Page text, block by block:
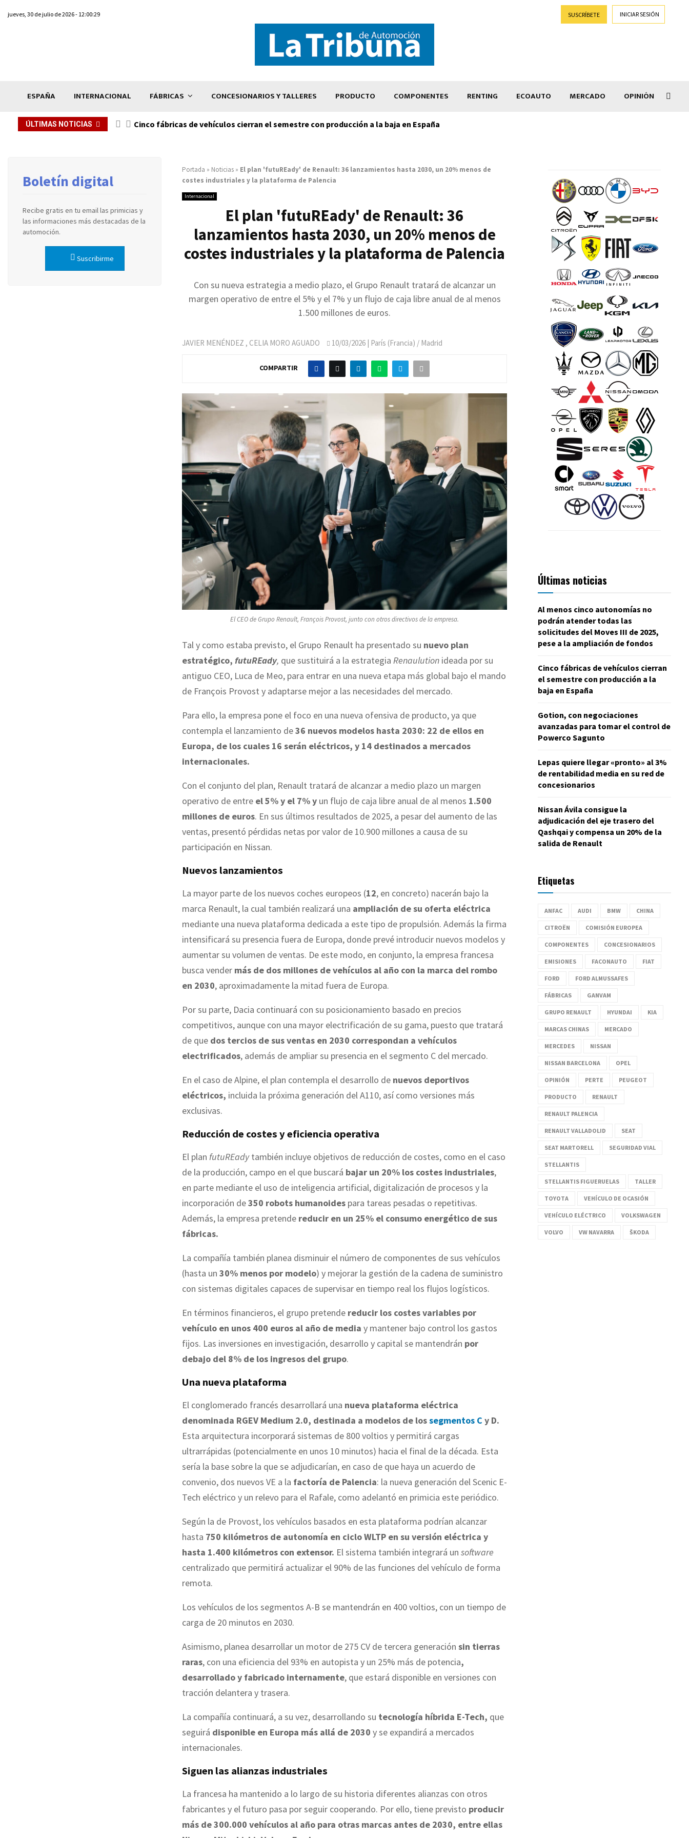
jueves, 30 de julio de 2026 - 12:00:29 SUSCRÍBETE INICIAR SESIÓN
ESPAÑA INTERNACIONAL FÁBRICAS CONCESIONARIOS Y TALLERES PRODUCTO COMPONENTES RENTING ECOAUTO MERCADO OPINIÓN
ÚLTIMAS NOTICIAS Cinco fábricas de vehículos cierran el semestre con producción a la baja en España
Portada » Noticias » El plan 'futuREady' de Renault: 36 lanzamientos hasta 2030, un 20% menos de
costes industriales y la plataforma de Palencia
Internacional
El plan 'futuREady' de Renault: 36
lanzamientos hasta 2030, un 20% menos de
costes industriales y la plataforma de Palencia
Con su nueva estrategia a medio plazo, el Grupo Renault tratará de alcanzar un
margen operativo de entre el 5% y el 7% y un flujo de caja libre anual de al menos
1.500 millones de euros.
JAVIER MENÉNDEZ , CELIA MORO AGUADO 10/03/2026 | París (Francia) / Madrid
COMPARTIR
El CEO de Grupo Renault, François Provost, junto con otros directivos de la empresa.
Tal y como estaba previsto, el Grupo Renault ha presentado su nuevo plan
estratégico, futuREady, que sustituirá a la estrategia Renaulution ideada por su
antiguo CEO, Luca de Meo, para entrar en una nueva etapa más global bajo el mando
de François Provost y adaptarse mejor a las necesidades del mercado.
Para ello, la empresa pone el foco en una nueva ofensiva de producto, ya que
contempla el lanzamiento de36 nuevos modelos hasta 2030: 22 de ellos en
Europa, de los cuales 16 serán eléctricos, y 14 destinados a mercados
internacionales.
Con el conjunto del plan, Renault tratará de alcanzar a medio plazo un margen
operativo de entre el 5% y el 7% y un flujo de caja libre anual de al menos 1.500
millones de euros. En sus últimos resultados de 2025, a pesar del aumento de las
ventas, presentó pérdidas netas por valor de 10.900 millones a causa de su
participación en Nissan.
Nuevos lanzamientos
La mayor parte de los nuevos coches europeos (12, en concreto) nacerán bajo la
marca Renault, la cual también realizará una ampliación de su oferta eléctrica
mediante una nueva plataforma dedicada a este tipo de propulsión. Además la firma
intensificará su presencia fuera de Europa, donde prevé introducir nuevos modelos y
aumentar su volumen de ventas. De este modo, en conjunto, la empresa francesa
busca vender más de dos millones de vehículos al año con la marca del rombo
en 2030, aproximadamente la mitad fuera de Europa.
Por su parte, Dacia continuará con su posicionamiento basado en precios
competitivos, aunque con una mayor electrificación de su gama, puesto que tratará
de que dos tercios de sus ventas en 2030 correspondan a vehículos
electrificados, además de ampliar su presencia en el segmento C del mercado.
En el caso de Alpine, el plan contempla el desarrollo de nuevos deportivos
eléctricos, incluida la próxima generación del A110, así como versiones más
exclusivas.
Reducción de costes y eficiencia operativa
El plan futuREadytambién incluye objetivos de reducción de costes, como en el caso
de la producción, campo en el que buscará bajar un 20% los costes industriales,
en parte mediante el uso de inteligencia artificial, digitalización de procesos y la
incorporación de350 robots humanoides para tareas pesadas o repetitivas.
Además, la empresa pretende reducir en un 25% el consumo energético de sus
fábricas.
La compañía también planea disminuir el número de componentes de sus vehículos
(hasta un 30% menos por modelo) y mejorar la gestión de la cadena de suministro
con sistemas digitales capaces de supervisar en tiempo real los flujos logísticos.
En términos financieros, el grupo pretende reducir los costes variables por
vehículo en unos 400 euros al año de media y mantener bajo control los gastos
fijos. Las inversiones en investigación, desarrollo y capital se mantendrán por
debajo del 8% de los ingresos del grupo.
Una nueva plataforma
El conglomerado francés desarrollará una nueva plataforma eléctrica
denominada RGEV Medium 2.0, destinada a modelos de lossegmentos C y D.
Esta arquitectura incorporará sistemas de 800 voltios y permitirá cargas
ultrarrápidas (potencialmente en unos 10 minutos) hacia el final de la década. Esta
sería la base sobre la que se adjudicarían, en caso de que haya un acuerdo de
convenio, dos nuevos VE a la factoría de Palencia: la nueva generación del Scenic E-
Tech eléctrico y un relevo para el Rafale, como adelantó en primicia este periódico.
Según la de Provost, los vehículos basados en esta plataforma podrían alcanzar
hasta 750 kilómetros de autonomía en ciclo WLTP en su versión eléctrica y
hasta 1.400 kilómetros con extensor. El sistema también integrará un software
centralizado que permitirá actualizar el 90% de las funciones del vehículo de forma
remota.
Los vehículos de los segmentos A-B se mantendrán en 400 voltios, con un tiempo de
carga de 20 minutos en 2030.
Asimismo, planea desarrollar un motor de 275 CV de tercera generación sin tierras
raras, con una eficiencia del 93% en autopista y un 25% más de potencia,
desarrollado y fabricado internamente, que estará disponible en versiones con
tracción delantera y trasera.
La compañía continuará, a su vez, desarrollando su tecnología híbrida E-Tech, que
seguirá disponible en Europa más allá de 2030 y se expandirá a mercados
internacionales.
Siguen las alianzas industriales
La francesa ha mantenido a lo largo de su historia diferentes alianzas con otros
fabricantes y el futuro pasa por seguir cooperando. Por ello, tiene previsto producir
más de 300.000 vehículos al año para otras marcas antes de 2030, entre ellas
Boletín digital
Recibe gratis en tu email las primicias y
las informaciones más destacadas de la
automoción.
Suscribirme
Últimas noticias
Al menos cinco autonomías no
podrán atender todas las
solicitudes del Moves III de 2025,
pese a la ampliación de fondos
Cinco fábricas de vehículos cierran
el semestre con producción a la
baja en España
Gotion, con negociaciones
avanzadas para tomar el control de
Powerco Sagunto
Lepas quiere llegar «pronto» al 3%
de rentabilidad media en su red de
concesionarios
Nissan Ávila consigue la
adjudicación del eje trasero del
Qashqai y compensa un 20% de la
salida de Renault
Etiquetas
ANFAC AUDI BMW CHINA
CITROËN COMISIÓN EUROPEA
COMPONENTES CONCESIONARIOS
EMISIONES FACONAUTO FIAT
FORD FORD ALMUSSAFES
FÁBRICAS GANVAM
GRUPO RENAULT HYUNDAI KIA
MARCAS CHINAS MERCADO
MERCEDES NISSAN
NISSAN BARCELONA OPEL
OPINIÓN PERTE PEUGEOT
PRODUCTO RENAULT
RENAULT PALENCIA
RENAULT VALLADOLID SEAT
SEAT MARTORELL SEGURIDAD VIAL
STELLANTIS
STELLANTIS FIGUERUELAS TALLER
TOYOTA VEHÍCULO DE OCASIÓN
VEHÍCULO ELÉCTRICO VOLKSWAGEN
VOLVO VW NAVARRA ŠKODA